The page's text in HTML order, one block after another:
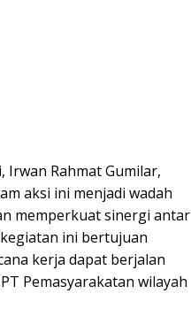
Irwan Rahmat Gumilar,
aksi ini menjadi wadah
memperkuat sinergi antar
ini bertujuan
kerja dapat berjalan
Pemasyarakatan wilayah